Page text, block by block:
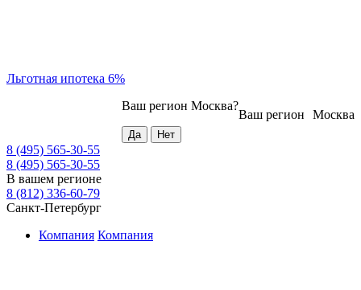
Льготная ипотека 6%
Москва
Ваш регион
Ваш регион Москва?
8 (495) 565-30-55
8 (495) 565-30-55
В вашем регионе
8 (812) 336-60-79
Санкт-Петербург
Компания Компания